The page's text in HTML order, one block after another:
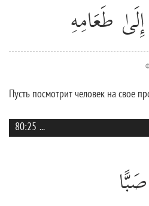
طَعَامِهِ
Пусть посмотрит человек на свое
80:25 ...